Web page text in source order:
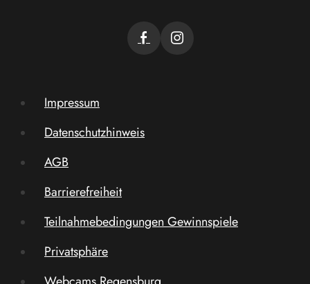
Impressum
Datenschutzhinweis
AGB
Barrierefreiheit
Teilnahmebedingungen Gewinnspiele
Privatsphäre